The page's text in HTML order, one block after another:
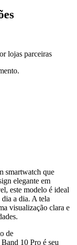
lojas parceiras
smartwatch que
elegante em
este modelo é ideal
dia a dia. A tela
visualização clara e
de
10 Pro é seu